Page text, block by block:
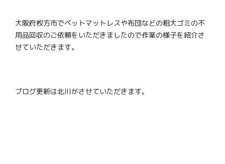
大阪府枚方市でベットマットレスや布団などの粗大ゴミの不
用品回収のご依頼をいただきましたので作業の様子を紹介さ
せていただきます。
ブログ更新は北川がさせていただきます。